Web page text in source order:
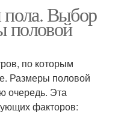
Выбор
по которым
Размеры половой
очередь. Эта
факторов: